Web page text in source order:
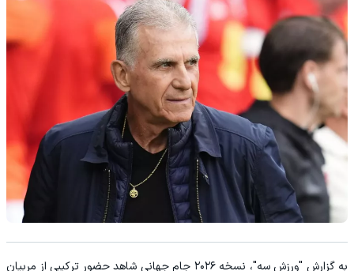
به گزارش "ورزش سه"، نسخه ۲۰۲۶ جام جهانی شاهد حضور ترکیبی از مربیان